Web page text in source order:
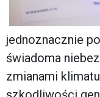
jednoznacznie
świadoma
zmianami